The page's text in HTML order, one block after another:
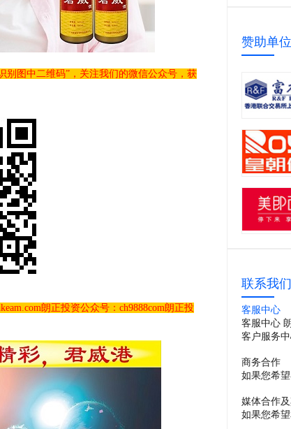
别图中二维码”，关注我们的微信公众号，获
朗正投资公众号：ch9888com朗正投
赞助单位
联系我们
客服中心
客服中心
客户服务
商务合作
如果您希
媒体合作
如果您希